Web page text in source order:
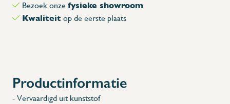
Bezoek onze fysieke showroom
Kwaliteit op de eerste plaats
Productinformatie
- Vervaardigd uit kunststof